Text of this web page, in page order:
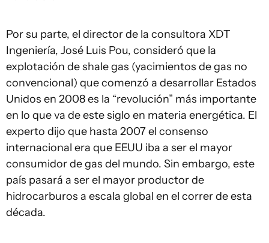
Por su parte, el director de la consultora XDT
Ingeniería, José Luis Pou, consideró que la
explotación de shale gas (yacimientos de gas no
convencional) que comenzó a desarrollar Estados
Unidos en 2008 es la “revolución” más importante
en lo que va de este siglo en materia energética. El
experto dijo que hasta 2007 el consenso
internacional era que EEUU iba a ser el mayor
consumidor de gas del mundo. Sin embargo, este
país pasará a ser el mayor productor de
hidrocarburos a escala global en el correr de esta
década.